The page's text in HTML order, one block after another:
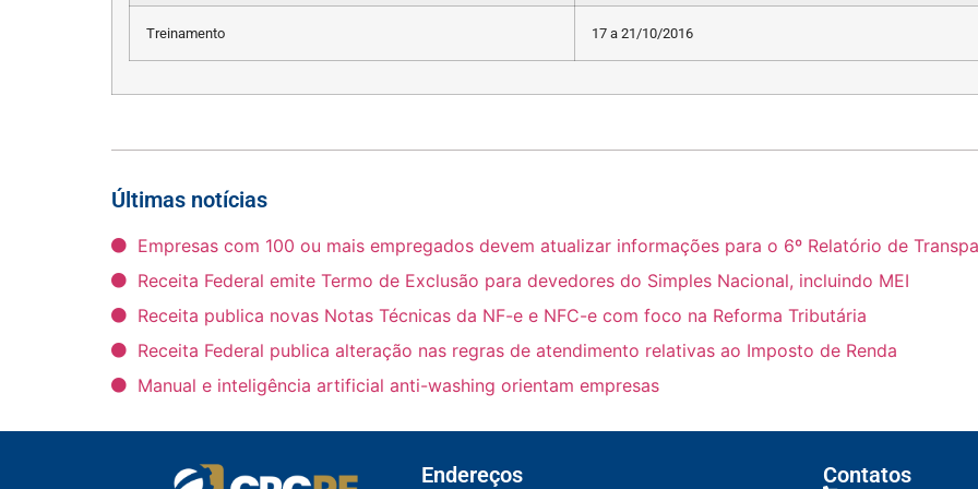
Treinamento 17 a 21/10/2016
Últimas notícias
Empresas com 100 ou mais empregados devem atualizar informações para o 6º Relatório de
Receita Federal emite Termo de Exclusão para devedores do Simples Nacional, incluindo MEI
Receita publica novas Notas Técnicas da NF-e e NFC-e com foco na Reforma Tributária
Receita Federal publica alteração nas regras de atendimento relativas ao Imposto de Renda
Manual e inteligência artificial anti-washing orientam empresas
Endereços Contatos